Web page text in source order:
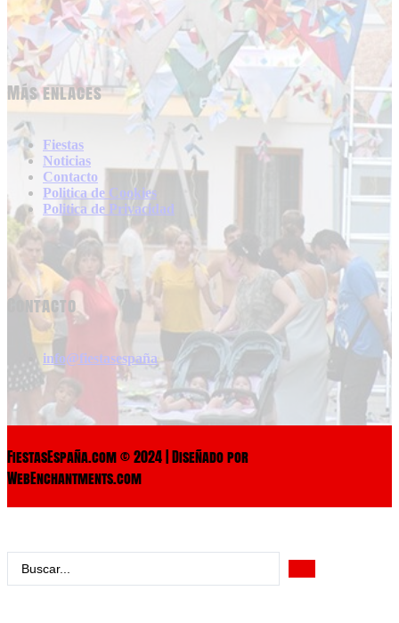
Más enlaces
Fiestas
Noticias
Contacto
Politica de Cookies
Politica de Privacidad
Contacto
info@fiestasespaña
FiestasEspaña.com © 2024 | Diseñado por
WebEnchantments.com